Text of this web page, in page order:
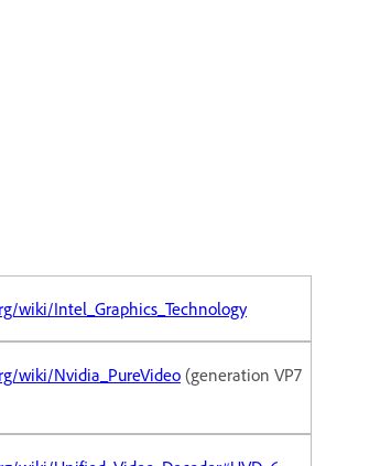
wiki/Intel_Graphics_Technology
wiki/Nvidia_PureVideo(generation VP7